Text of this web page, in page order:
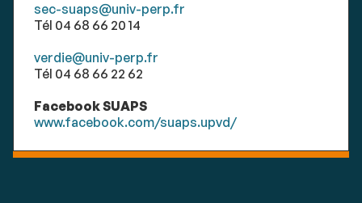
sec-suaps@univ-perp.fr
Tél 04 68 66 20 14
verdie@univ-perp.fr
Tél 04 68 66 22 62
Facebook SUAPS
www.facebook.com/suaps.upvd/